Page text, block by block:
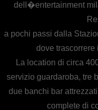
dell�entertainment
a pochi passi dalla
dove trascorrere
La location di circa
servizio guardaroba, tre
due banchi bar
complete di